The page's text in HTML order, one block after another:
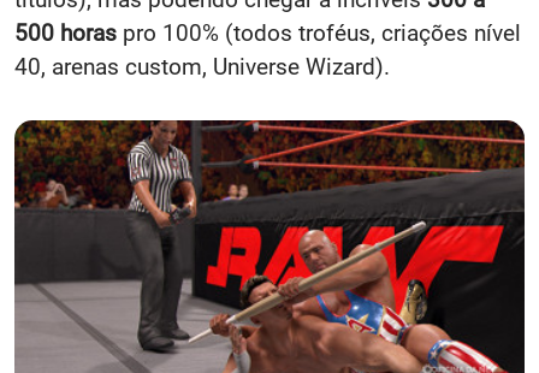
500 horas pro 100% (todos troféus, criações nível
40, arenas custom, Universe Wizard).​